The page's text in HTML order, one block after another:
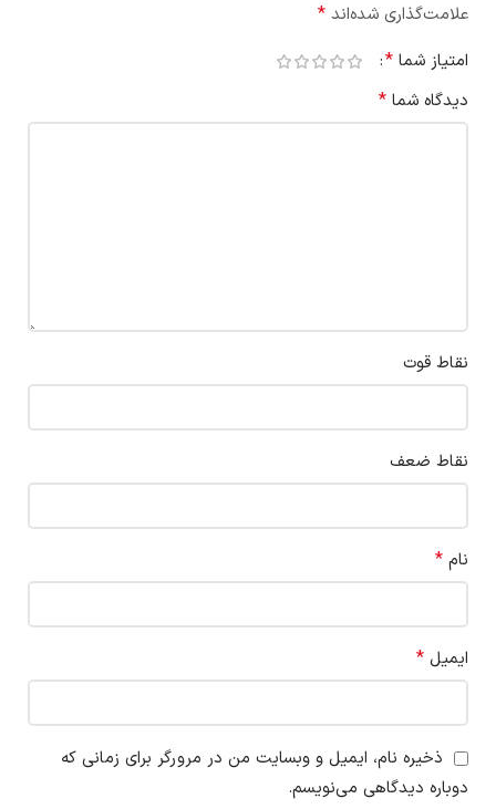
علامت‌گذاری شده‌اند *
امتیاز شما *
دیدگاه شما *
نقاط قوت
نقاط ضعف
نام *
ایمیل *
ذخیره نام، ایمیل و وبسایت من در مرورگر برای زمانی که
دوباره دیدگاهی می‌نویسم.